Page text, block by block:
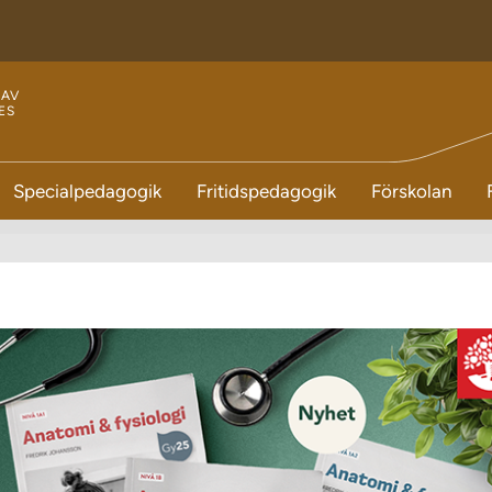
Specialpedagogik Fritidspedagogik Förskolan